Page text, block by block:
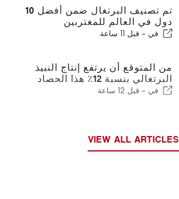
تم تصنيف البرتغال ضمن أفضل 10
دول في العالم للمغتربين
في - قبل 11 ساعة
من المتوقع أن يرتفع إنتاج النبيذ
البرتغالي بنسبة 12٪ هذا الحصاد
في - قبل 12 ساعة
VIEW ALL ARTICLES